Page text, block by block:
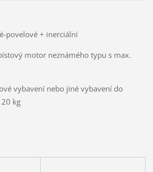
+ inerciální
motor neznámého typu s max.
vybavení nebo jiné vybavení do
kg